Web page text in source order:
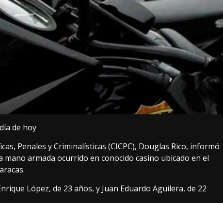
de hoy
Penales y Criminalísticas (CICPC), Douglas Rico, informó
armada ocurrido en conocido casino ubicado en el
López, de 23 años, y Juan Eduardo Aguilera, de 22